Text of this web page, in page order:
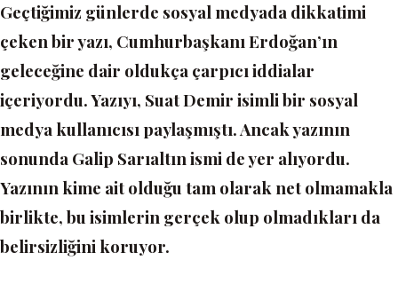
Geçtiğimiz günlerde sosyal medyada dikkatimi
çeken bir yazı, Cumhurbaşkanı Erdoğan’ın
geleceğine dair oldukça çarpıcı iddialar
içeriyordu. Yazıyı, Suat Demir isimli bir sosyal
medya kullanıcısı paylaşmıştı. Ancak yazının
sonunda Galip Sarıaltınismi de yer alıyordu.
Yazının kime ait olduğu tam olarak net olmamakla
birlikte, bu isimlerin gerçek olup olmadıkları da
belirsizliğini koruyor.